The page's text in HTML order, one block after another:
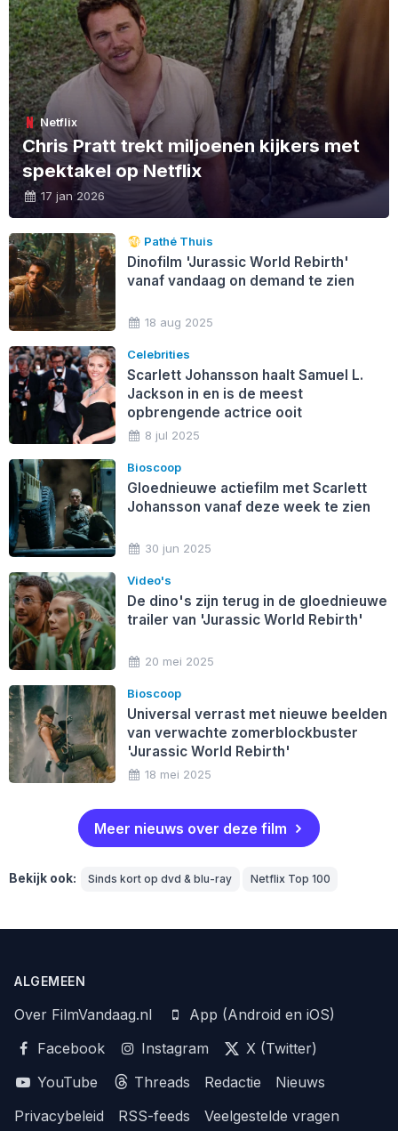
Netflix
Chris Pratt trekt miljoenen kijkers met
spektakel op Netflix
17 jan 2026
Pathé Thuis
Dinofilm 'Jurassic World Rebirth'
vanaf vandaag on demand te zien
18 aug 2025
Celebrities
Scarlett Johansson haalt Samuel L.
Jackson in en is de meest
opbrengende actrice ooit
8 jul 2025
Bioscoop
Gloednieuwe actiefilm met Scarlett
Johansson vanaf deze week te zien
30 jun 2025
Video's
De dino's zijn terug in de gloednieuwe
trailer van 'Jurassic World Rebirth'
20 mei 2025
Bioscoop
Universal verrast met nieuwe beelden
van verwachte zomerblockbuster
'Jurassic World Rebirth'
18 mei 2025
Meer nieuws over deze film
Bekijk ook: Sinds kort op dvd & blu-ray Netflix Top 100
ALGEMEEN
Over FilmVandaag.nl
App (Android en iOS)
Facebook
Instagram
X (Twitter)
YouTube
Threads Redactie
Nieuws
Privacybeleid
RSS-feeds Veelgestelde vragen